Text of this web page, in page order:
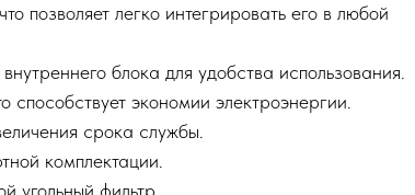
позволяет легко интегрировать его в любой
блока для удобства использования.
экономии электроэнергии.
срока службы.
комплектации.
угольный фильтр.